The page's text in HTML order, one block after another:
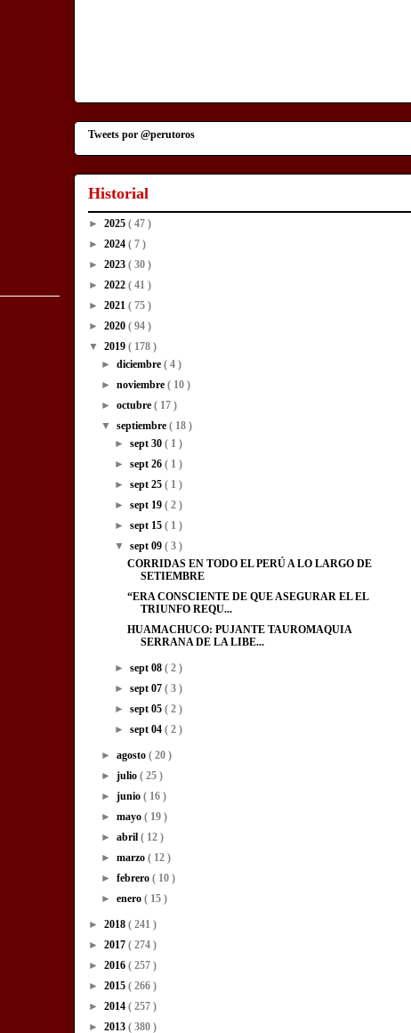
Tweets por @perutoros
Historial
► 2025 ( 47 )
► 2024 ( 7 )
► 2023 ( 30 )
► 2022 ( 41 )
► 2021 ( 75 )
► 2020 ( 94 )
▼ 2019 ( 178 )
►diciembre( 4 )
►noviembre( 10 )
►octubre( 17 )
▼septiembre( 18 )
► sept 30 ( 1 )
► sept 26 ( 1 )
► sept 25 ( 1 )
► sept 19 ( 2 )
► sept 15 ( 1 )
▼ sept 09 ( 3 )
CORRIDAS EN TODO EL PERÚ A LO LARGO DE
SETIEMBRE
“ERA CONSCIENTE DE QUE ASEGURAR EL EL
TRIUNFO REQU...
HUAMACHUCO: PUJANTE TAUROMAQUIA
SERRANA DE LA LIBE...
► sept 08 ( 2 )
► sept 07 ( 3 )
► sept 05 ( 2 )
► sept 04 ( 2 )
►agosto( 20 )
►julio( 25 )
►junio( 16 )
►mayo( 19 )
►abril( 12 )
►marzo( 12 )
►febrero( 10 )
►enero( 15 )
► 2018 ( 241 )
► 2017 ( 274 )
► 2016 ( 257 )
► 2015 ( 266 )
► 2014 ( 257 )
► 2013 ( 380 )